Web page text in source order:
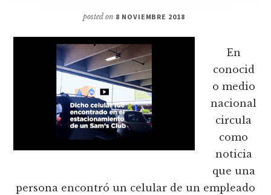
posted on 8 NOVIEMBRE 2018
En
conocid
o medio
nacional
circula
como
noticia
que una
persona encontró un celular de un empleado